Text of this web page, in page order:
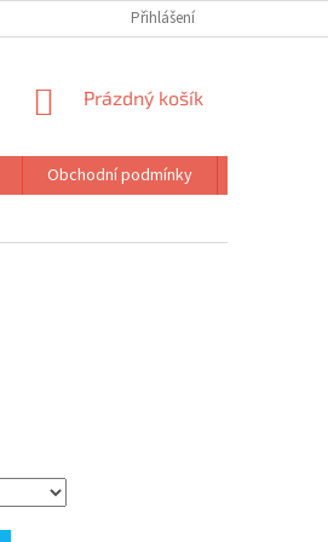
Přihlášení
NÁKUPNÍ
Prázdný košík
Obchodní podmínky